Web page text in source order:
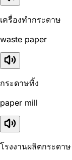
เครื่องทำกระดาษ
waste paper
กระดาษทิ้ง
paper mill
โรงงานผลิตกระดาษ